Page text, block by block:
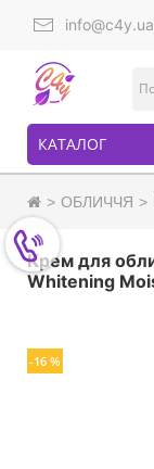
info@c4y.ua
КАТАЛОГ
ОБЛИЧЧЯ
Крем для
Whitening
-16 %